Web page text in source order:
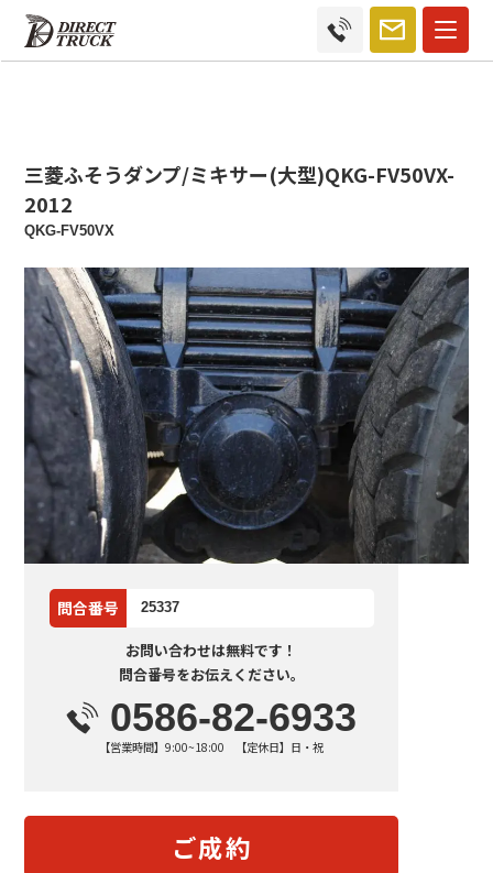
三菱ふそうダンプ/ミキサー(大型)QKG-FV50VX-
2012
QKG-FV50VX
問合番号 25337
お問い合わせは無料です！
問合番号をお伝えください。
0586-82-6933
【営業時間】9:00~18:00 【定休日】日・祝
ご成約